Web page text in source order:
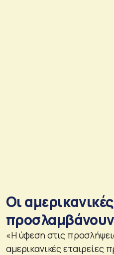
Οι
προσλαμβάνουν
«Η ύφεση στις
αμερικανικές εταιρείες